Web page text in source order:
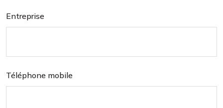
Entreprise
Téléphone mobile